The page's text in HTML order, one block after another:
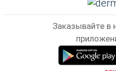
Заказывайте в